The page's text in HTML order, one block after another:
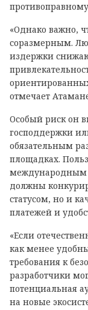
«Однако важно,
соразмерным.
издержки
отмечает
Особый риск он
господдержки
обязательным
площадках.
международным
должны
статусом, но и
платежей и
«Если
как менее
требования к
разработчики
потенциальная
на новые